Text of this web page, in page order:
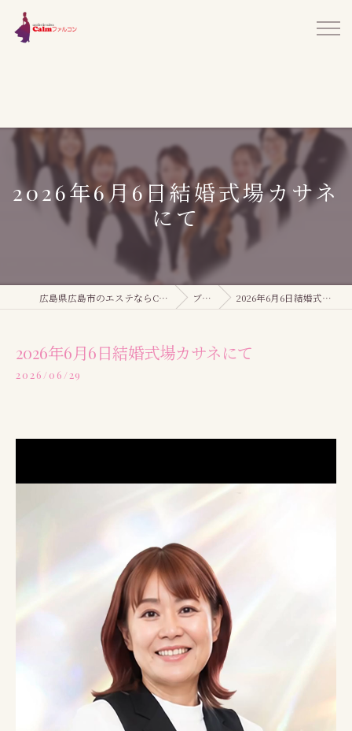
2026年6月6日結婚式場カサネ
にて
広島県広島市のエステならCalmファルコン ブログ 2026年6月6日結婚式場カサネにて
2026年6月6日結婚式場カサネにて
2026/06/29